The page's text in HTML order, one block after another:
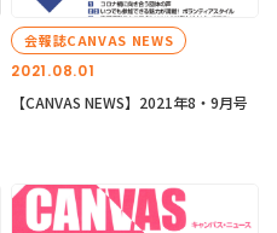
2021.08.01
会報誌CANVAS NEWS
【CANVAS NEWS】2021年8・9月号